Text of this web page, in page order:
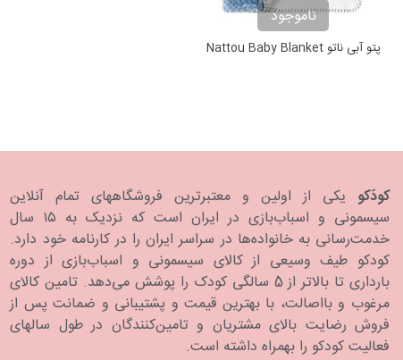
ناموجود
پتو آبی ناتو Nattou Baby Blanket
کودَکو یکی از اولین و معتبرترین فروشگاههای تمام آنلاین
سیسمونی و اسباب‌بازی در ایران است که نزدیک به ۱۵ سال
خدمت‌رسانی به خانواده‌ها در سراسر ایران را در کارنامه خود دارد.
كودكو طیف وسیعی از کالای سیسمونی و اسباب‌بازی از دوره
بارداری تا بالاتر از 5 سالگی کودک را پوشش می‌دهد. تامین کالای
مرغوب و بااصالت، با بهترین قیمت و پشتیبانی و ضمانت پس از
فروش رضایت بالای مشتریان و تامین‌کنندگان در طول سالهای
فعالیت کودکو را بهمراه داشته است.